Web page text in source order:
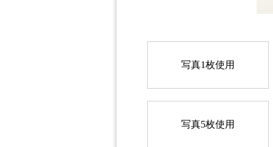
写真1枚使用
写真5枚使用